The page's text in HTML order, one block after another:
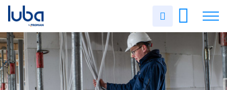
Uren
Vacatures
Over ons